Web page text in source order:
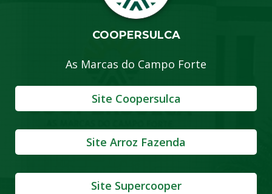
COOPERSULCA
As Marcas do Campo Forte
Site Coopersulca
Site Arroz Fazenda
Site Supercooper